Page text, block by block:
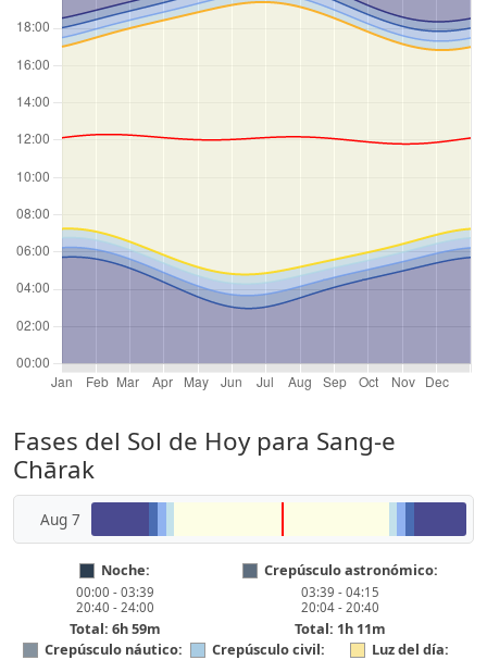
Fases del Sol de Hoy para Sang-e
Chārak
Aug 7
Noche:
00:00 - 03:39
20:40 - 24:00
Total: 6h 59m
Crepúsculo astronómico:
03:39 - 04:15
20:04 - 20:40
Total: 1h 11m
Crepúsculo náutico:
Crepúsculo civil: Luz del día: